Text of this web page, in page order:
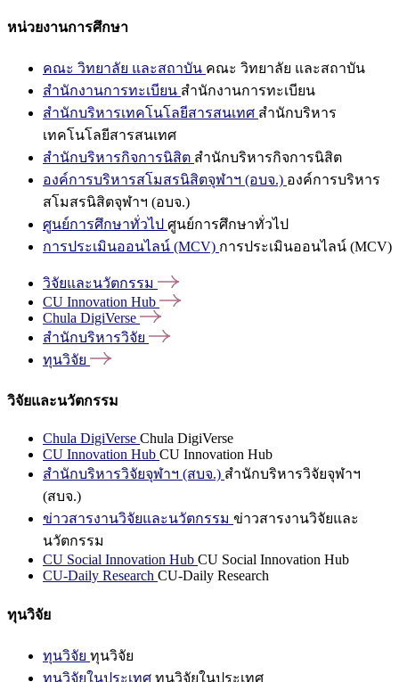
หน่วยงานการศึกษา
คณะ วิทยาลัย และสถาบัน คณะ วิทยาลัย และสถาบัน
สำนักงานการทะเบียน สำนักงานการทะเบียน
สำนักบริหารเทคโนโลยีสารสนเทศ สำนักบริหาร
เทคโนโลยีสารสนเทศ
สำนักบริหารกิจการนิสิต สำนักบริหารกิจการนิสิต
องค์การบริหารสโมสรนิสิตจุฬาฯ (อบจ.) องค์การบริหาร
สโมสรนิสิตจุฬาฯ (อบจ.)
ศูนย์การศึกษาทั่วไป ศูนย์การศึกษาทั่วไป
การประเมินออนไลน์ (MCV) การประเมินออนไลน์ (MCV)
วิจัยและนวัตกรรม
CU Innovation Hub
Chula DigiVerse
สำนักบริหารวิจัย
ทุนวิจัย
วิจัยและนวัตกรรม
Chula DigiVerse Chula DigiVerse
CU Innovation Hub CU Innovation Hub
สำนักบริหารวิจัยจุฬาฯ (สบจ.) สำนักบริหารวิจัยจุฬาฯ
(สบจ.)
ข่าวสารงานวิจัยและนวัตกรรม ข่าวสารงานวิจัยและ
นวัตกรรม
CU Social Innovation Hub CU Social Innovation Hub
CU-Daily Research CU-Daily Research
ทุนวิจัย
ทุนวิจัย ทุนวิจัย
ทุนวิจัยในประเทศ ทุนวิจัยในประเทศ